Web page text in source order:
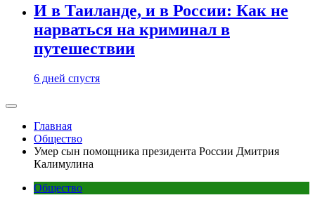
И в Таиланде, и в России: Как не
нарваться на криминал в
путешествии
6 дней спустя
Главная
Общество
Умер сын помощника президента России Дмитрия
Калимулина
Общество